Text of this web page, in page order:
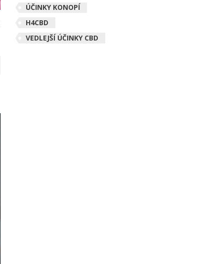
ÚČINKY KONOPÍ
H4CBD
VEDLEJŠÍ ÚČINKY CBD